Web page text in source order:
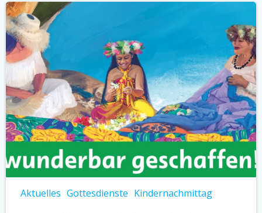
Aktuelles Gottesdienste Kindernachmittag